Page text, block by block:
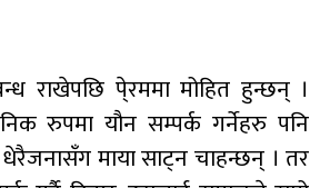
राखेपछि पे्रममा मोहित हुन्छन् ।
रुपमा यौन सम्पर्क गर्नेहरु पनि
माया साट्न चाहन्छन् । तर